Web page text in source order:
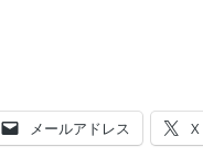
メールアドレス X